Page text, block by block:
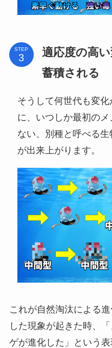
STEP
適応度の高
蓄積される
そうして何世代も変
に、いつしか最初の
ない、別種と呼べる
が出来上がります。
これが自然淘汰による
した現象が起きた時、
ゲが進化した」という表